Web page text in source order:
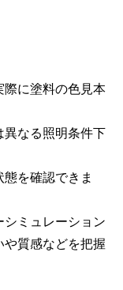
際に塗料の色見本
異なる照明条件下
を確認できま
ミュレーション
や質感などを把握